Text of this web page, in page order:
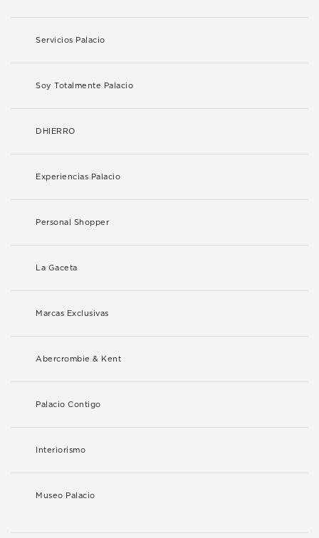
Servicios Palacio
Soy Totalmente Palacio
DHIERRO
Experiencias Palacio
Personal Shopper
La Gaceta
Marcas Exclusivas
Abercrombie & Kent
Palacio Contigo
Interiorismo
Museo Palacio